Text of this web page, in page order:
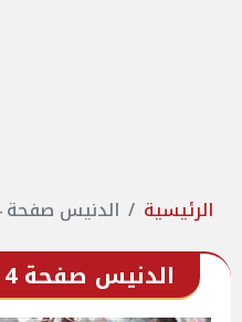
الرئيسية الدنيس صفحة 4
الدنيس صفحة 4